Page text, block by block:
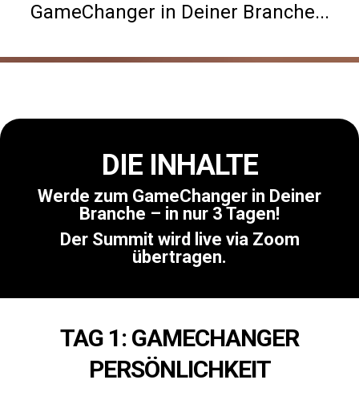
GameChanger in Deiner Branche...
DIE INHALTE
Werde zum GameChanger in Deiner
Branche – in nur 3 Tagen!
Der Summit wird live via Zoom
übertragen.
TAG 1: GAMECHANGER
PERSÖNLICHKEIT